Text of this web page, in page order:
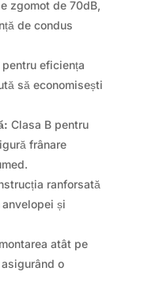
zgomot de 70dB,
de condus
pentru eficiența
să economisești
Clasa B pentru
frânare
ranforsată
și
atât pe
o